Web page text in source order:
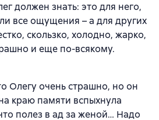
должен знать: это для него,
все ощущения – а для других
скользко, холодно, жарко,
и еще по-всякому.
Олегу очень страшно, но он
краю памяти вспыхнула
полез в ад за женой… Надо